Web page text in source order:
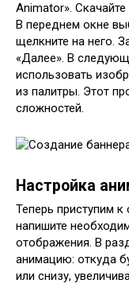
Animator». Скачайте
В переднем окне
щелкните на него.
«Далее». В
использовать
из палитры. Этот
сложностей.
Настройка
Теперь приступим
напишите
отображения. В
анимацию: откуда
или снизу,